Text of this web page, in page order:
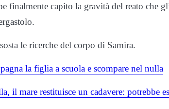
finalmente capito la gravità del reato che
le ricerche del corpo di Samira.
la figlia a scuola e scompare nel nulla
il mare restituisce un cadavere: potrebbe